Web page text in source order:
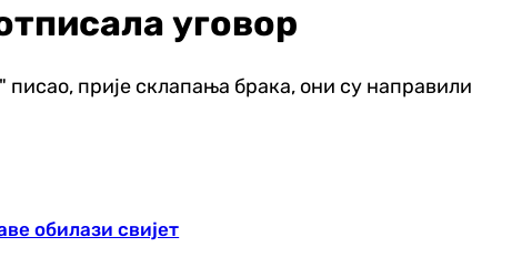
уговор
прије склапања брака, они су направили
обилази свијет